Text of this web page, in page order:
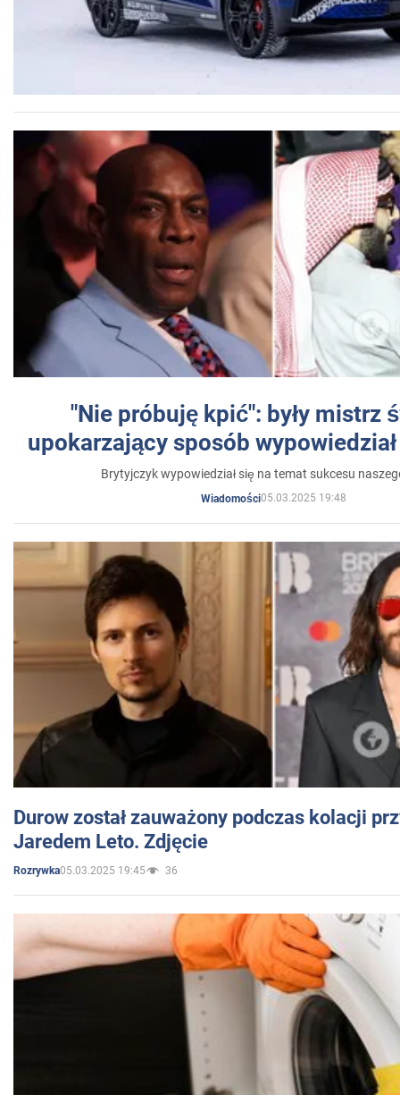
"Nie próbuję kpić": były mistrz
upokarzający sposób
Brytyjczyk wypowiedział się na temat sukcesu
Wiadomości05.03.2025 19:48
Durow został zauważony podczas kolacji
Jaredem Leto. Zdjęcie
Rozrywka05.03.2025 19:45 36